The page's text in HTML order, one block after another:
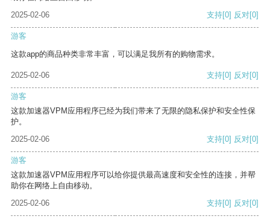
2025-02-06
支持[0] 反对[0]
游客
这款app的商品种类非常丰富，可以满足我所有的购物需求。
2025-02-06 支持[0] 反对[0]
游客
这款加速器VPM应用程序已经为我们带来了无限的隐私保护和安全性保
护。
2025-02-06
支持[0] 反对[0]
游客
这款加速器VPM应用程序可以给你提供最高速度和安全性的连接，并帮
助你在网络上自由移动。
2025-02-06
支持[0] 反对[0]